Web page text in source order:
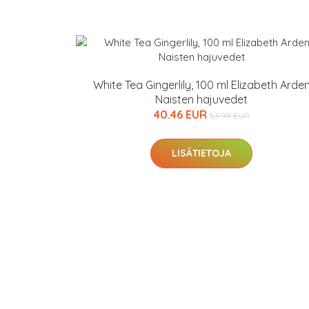
White Tea Gingerlily, 100 ml Elizabeth
Naisten hajuvedet
40.46 EUR 53.95 EUR
LISÄTIETOJA